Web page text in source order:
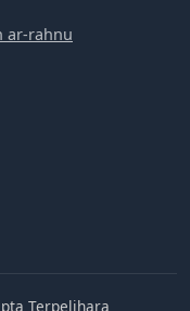
ar-rahnu
Terpelihara